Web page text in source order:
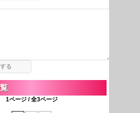
1ページ / 全3ページ